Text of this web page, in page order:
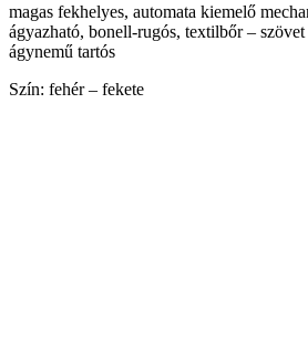
magas fekhelyes, automata kiemelő
ágyazható, bonell-rugós, textilbőr –
ágynemű tartós
Szín: fehér – fekete